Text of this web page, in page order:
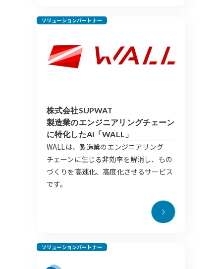
ソリューションパートナー
株式会社SUPWAT
製造業のエンジニアリングチェーン
に特化したAI「WALL」
WALLは、製造業のエンジニアリング
チェーンに生じる非効率を解消し、もの
づくりを高速化、高度化させるサービス
です。​
ソリューションパートナー